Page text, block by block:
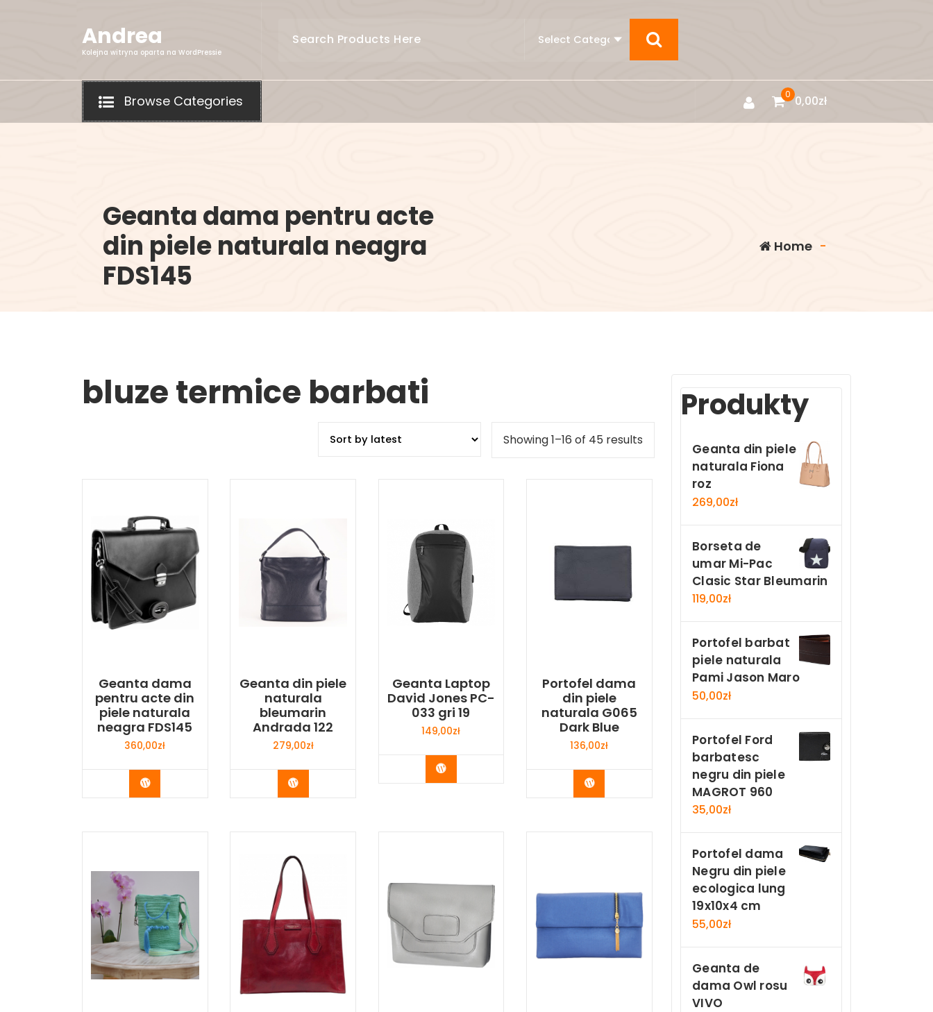
Andrea
Kolejna witryna oparta na WordPressie
Browse Categories 0 0,00zł
Geanta dama pentru acte
din piele naturala neagra
FDS145
Home -
bluze termice barbati
Showing 1–16 of 45 results
Geanta dama
pentru acte din
piele naturala
neagra FDS145
360,00zł
Buy Now
Geanta din piele
naturala
bleumarin
Andrada 122
279,00zł
Buy Now
Geanta Laptop
David Jones PC-
033 gri 19
149,00zł
Buy Now
Portofel dama
din piele
naturala G065
Dark Blue
136,00zł
Buy Now
Produkty
Geanta din piele
naturala Fiona
roz
269,00zł
Borseta de
umar Mi-Pac
Clasic Star Bleumarin
119,00zł
Portofel barbat
piele naturala
Pami Jason Maro
50,00zł
Portofel Ford
barbatesc
negru din piele
MAGROT 960
35,00zł
Portofel dama
Negru din piele
ecologica lung
19x10x4 cm
55,00zł
Geanta de
dama Owl rosu
VIVO